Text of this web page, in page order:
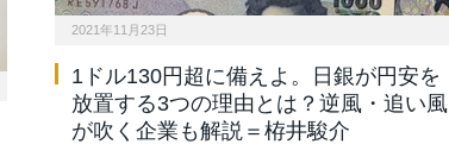
2021年11月23日
1ドル130円超に備えよ。日銀が円安を
放置する3つの理由とは？逆風・追い風
が吹く企業も解説＝栫井駿介